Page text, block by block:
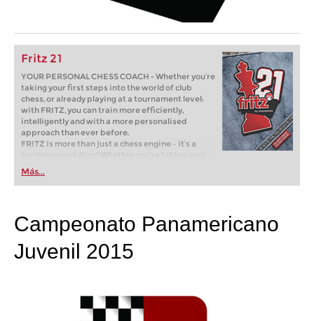
Fritz 21
YOUR PERSONAL CHESS COACH - Whether you’re
taking your first steps into the world of club
chess, or already playing at a tournament level:
with FRITZ, you can train more efficiently,
intelligently and with a more personalised
approach than ever before.
FRITZ is more than just a chess engine – it’s a
training revolution! Whether you’re taking your
first steps into the world of club chess, or already
playing at a tournament level: with FRITZ, you can
train more efficiently, intelligently and with a
Más...
Campeonato Panamericano
Juvenil 2015